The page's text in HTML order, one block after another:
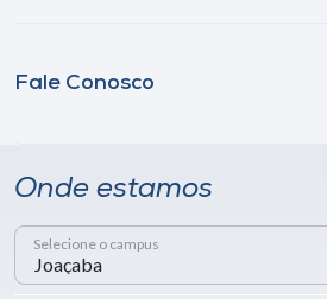
Fale Conosco
Onde estamos
Selecione o campus